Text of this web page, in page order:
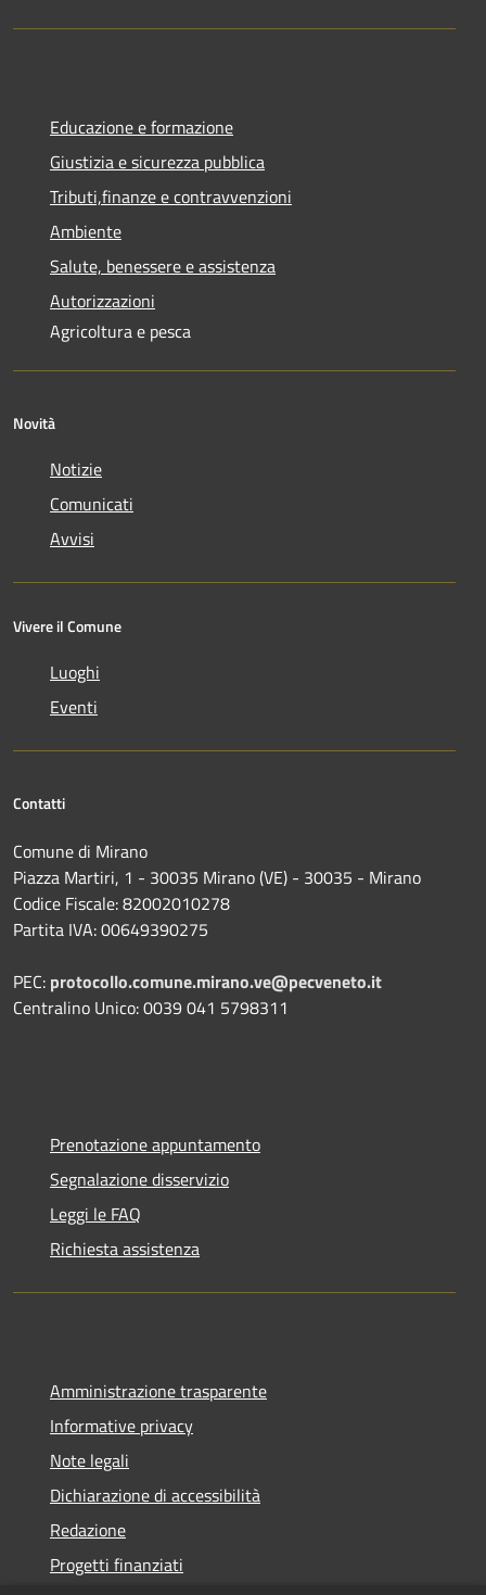
Educazione e formazione
Giustizia e sicurezza pubblica
Tributi,finanze e contravvenzioni
Ambiente
Salute, benessere e assistenza
Autorizzazioni
Agricoltura e pesca
Novità
Notizie
Comunicati
Avvisi
Vivere il Comune
Luoghi
Eventi
Contatti
Comune di Mirano
Piazza Martiri, 1 - 30035 Mirano (VE) - 30035 - Mirano
Codice Fiscale: 82002010278
Partita IVA: 00649390275
PEC: protocollo.comune.mirano.ve@pecveneto.it
Centralino Unico: 0039 041 5798311
Prenotazione appuntamento
Segnalazione disservizio
Leggi le FAQ
Richiesta assistenza
Amministrazione trasparente
Informative privacy
Note legali
Dichiarazione di accessibilità
Redazione
Progetti finanziati